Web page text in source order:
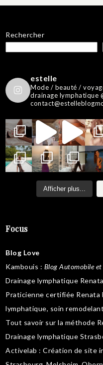
Rechercher
estelle
Mode / beauté /
drainage lymphatique
Afficher plus...
Focus
Blog Love
Kambouis : Blog Automobile
Drainage lymphatique
Praticienne certifiée Renata
lymphatique, soin remodelant
Tout savoir sur la méthode
Drainage lymphatique
Activelab : Création de site